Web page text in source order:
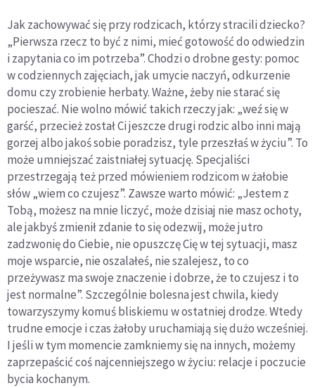
Jak zachowywać się przy rodzicach, którzy stracili dziecko?
„Pierwsza rzecz to być z nimi, mieć gotowość do odwiedzin
i zapytania co im potrzeba”. Chodzi o drobne gesty: pomoc
w codziennych zajęciach, jak umycie naczyń, odkurzenie
domu czy zrobienie herbaty. Ważne, żeby nie starać się
pocieszać. Nie wolno mówić takich rzeczy jak: „weź się w
garść, przecież został Ci jeszcze drugi rodzic albo inni mają
gorzej albo jakoś sobie poradzisz, tyle przeszłaś w życiu”. To
może umniejszać zaistniałej sytuację. Specjaliści
przestrzegają też przed mówieniem rodzicom w żałobie
słów „wiem co czujesz”. Zawsze warto mówić: „Jestem z
Tobą, możesz na mnie liczyć, może dzisiaj nie masz ochoty,
ale jakbyś zmienił zdanie to się odezwij, może jutro
zadzwonię do Ciebie, nie opuszczę Cię w tej sytuacji, masz
moje wsparcie, nie oszalałeś, nie szalejesz, to co
przeżywasz ma swoje znaczenie i dobrze, że to czujesz i to
jest normalne”. Szczególnie bolesna jest chwila, kiedy
towarzyszymy komuś bliskiemu w ostatniej drodze. Wtedy
trudne emocje i czas żałoby uruchamiają się dużo wcześniej.
I jeśli w tym momencie zamkniemy się na innych, możemy
zaprzepaścić coś najcenniejszego w życiu: relacje i poczucie
bycia kochanym.